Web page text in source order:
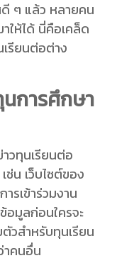
ดี ๆ แล้ว หลายคน
ให้ได้ นี่คือเคล็ด
รียนต่อต่าง
การศึกษา
วทุนเรียนต่อ
ช่น เว็บไซต์ของ
รเข้าร่วมงาน
อมูลก่อนใครจะ
วสำหรับทุนเรียน
าคนอื่น